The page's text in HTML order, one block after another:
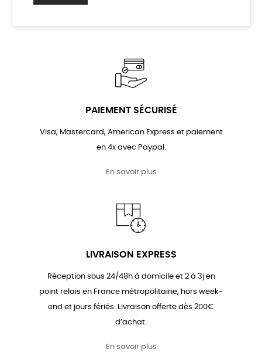
PAIEMENT SÉCURISÉ
Visa, Mastercard, American Express et paiement
en 4x avec Paypal.
En savoir plus
LIVRAISON EXPRESS
Réception sous 24/48h à domicile et 2 à 3j en
point relais en France métropolitaine, hors week-
end et jours fériés. Livraison offerte dès 200€
d’achat.
En savoir plus